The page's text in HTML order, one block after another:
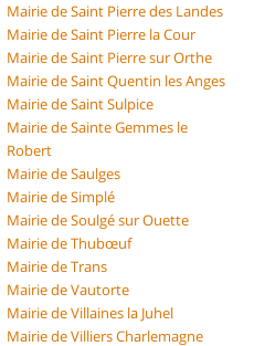
Mairie de Saint Pierre des Landes
Mairie de Saint Pierre la Cour
Mairie de Saint Pierre sur Orthe
Mairie de Saint Quentin les Anges
Mairie de Saint Sulpice
Mairie de Sainte Gemmes le
Robert
Mairie de Saulges
Mairie de Simplé
Mairie de Soulgé sur Ouette
Mairie de Thubœuf
Mairie de Trans
Mairie de Vautorte
Mairie de Villaines la Juhel
Mairie de Villiers Charlemagne